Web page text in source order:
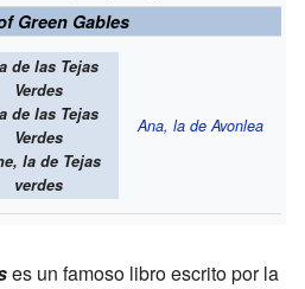
Green Gables
de las Tejas
Verdes
de las Tejas
Verdes
la de Tejas
verdes
Ana, la de Avonlea
es un famoso libro escrito por la